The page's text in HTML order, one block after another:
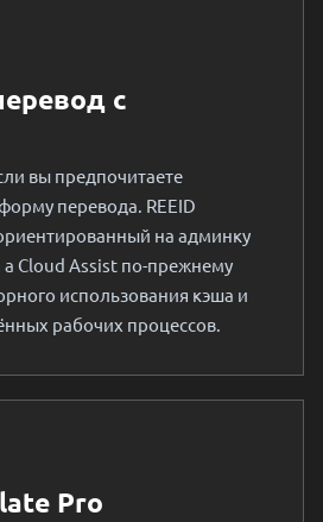
с
вы предпочитаете
перевода. REEID
на админку
Cloud Assist по-прежнему
использования кэша и
рабочих процессов.
Pro